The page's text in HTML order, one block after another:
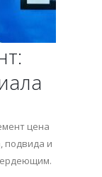
цена
подвида и